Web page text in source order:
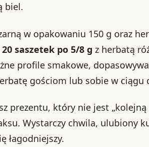
biel.
w opakowaniu 150 g oraz
20 saszetek po 5/8 g z herbatą
profile smakowe,
gościom lub sobie w ciągu
prezentu, który nie jest „kolejną
Wystarczy chwila, ulubiony
łagodniejszy.